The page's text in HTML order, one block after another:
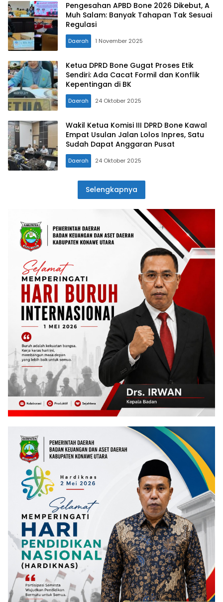
Pengesahan APBD Bone 2026 Dikebut, A
Muh Salam: Banyak Tahapan Tak Sesuai
Regulasi
Daerah 1 November 2025
Ketua DPRD Bone Gugat Proses Etik
Sendiri: Ada Cacat Formil dan Konflik
Kepentingan di BK
Daerah 24 Oktober 2025
Wakil Ketua Komisi III DPRD Bone Kawal
Empat Usulan Jalan Lolos Inpres, Satu
Sudah Dapat Anggaran Pusat
Daerah 24 Oktober 2025
Selengkapnya